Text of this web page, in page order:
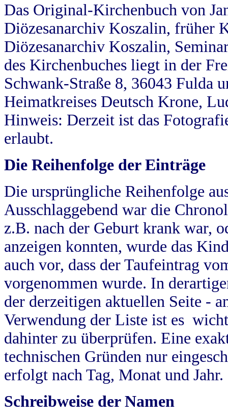
Das Original-Kirchenbuch von
Diözesanarchiv Koszalin, früher
Diözesanarchiv Koszalin,
des Kirchenbuches liegt in der
Schwank-Straße 8, 36043 Fulda
Heimatkreises Deutsch Krone,
Hinweis: Derzeit ist das
erlaubt.
Die Reihenfolge der Einträge
Die ursprüngliche Reihenfolge
Ausschlaggebend war die
z.B. nach der Geburt krank war,
anzeigen konnten, wurde das
auch vor, dass der Taufeintrag
vorgenommen wurde. In
der derzeitigen aktuellen Seite -
Verwendung der Liste ist es
dahinter zu überprüfen. Eine
technischen Gründen nur
erfolgt nach Tag, Monat und Jahr.
Schreibweise der Namen